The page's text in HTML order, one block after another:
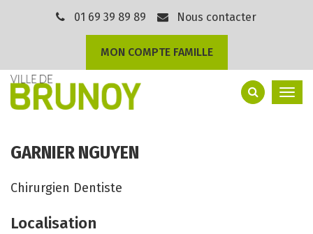
01 69 39 89 89 Nous contacter
MON COMPTE FAMILLE
GARNIER NGUYEN
Chirurgien Dentiste
Localisation